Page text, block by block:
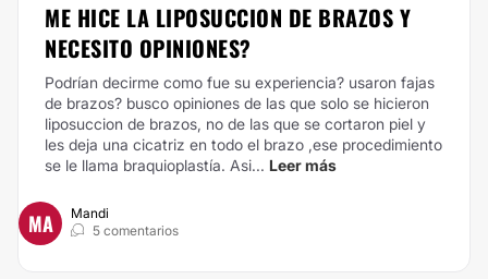
ME HICE LA LIPOSUCCION DE BRAZOS Y
NECESITO OPINIONES?
Podrían decirme como fue su experiencia? usaron fajas
de brazos? busco opiniones de las que solo se hicieron
liposuccion de brazos, no de las que se cortaron piel y
les deja una cicatriz en todo el brazo ,ese procedimiento
se le llama braquioplastía. Asi... Leer más
MA
Mandi
5 comentarios